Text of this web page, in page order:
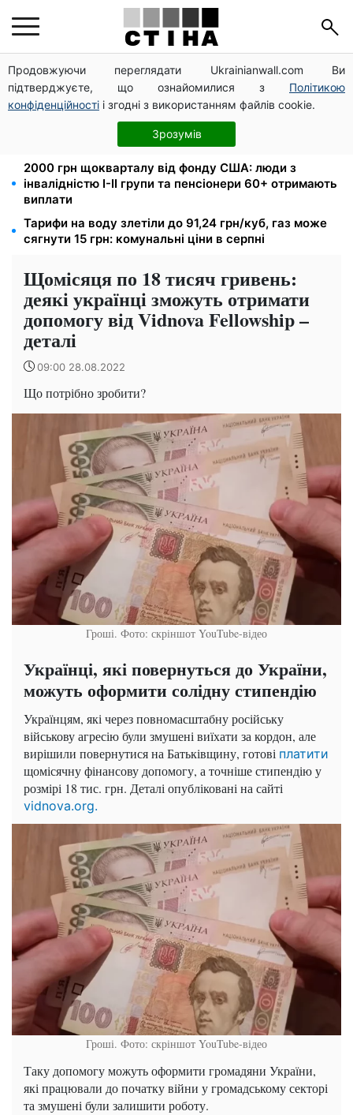
Продовжуючи переглядати Ukrainianwall.com Ви
підтверджуєте, що ознайомилися з Політикою
конфіденційності і згодні з використанням файлів cookie.
Зрозумів
Директорка ДОЗ Києва Тетяна Мостепан:
Демографічна криза потребує нових рішень уже
сьогодні
Пенсійна реформа у вересні: добровільні
накопичення й перегляд спецпенсій суддів
2000 грн щокварталу від фонду США: люди з
інвалідністю I-II групи та пенсіонери 60+ отримають
виплати
Тарифи на воду злетіли до 91,24 грн/куб, газ може
сягнути 15 грн: комунальні ціни в серпні
Щомісяця по 18 тисяч гривень:
деякі українці зможуть отримати
допомогу від Vidnova Fellowship –
деталі
09:00 28.08.2022
Що потрібно зробити?
Гроші. Фото: скріншот YouTube-відео
Українці, які повернуться до України,
можуть оформити солідну стипендію
Українцям, які через повномасштабну російську
військову агресію були змушені виїхати за кордон, але
вирішили повернутися на Батьківщину, готові платити
щомісячну фінансову допомогу, а точніше стипендію у
розмірі 18 тис. грн. Деталі опубліковані на сайті
vidnova.org.
Гроші. Фото: скріншот YouTube-відео
Таку допомогу можуть оформити громадяни України,
які працювали до початку війни у ​​громадському секторі
та змушені були залишити роботу.